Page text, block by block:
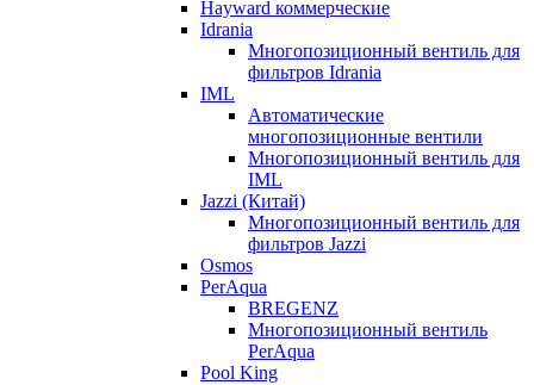
Hayward коммерческие
Idrania
Многопозиционный вентиль для
фильтров Idrania
IML
Автоматические
многопозиционные вентили
Многопозиционный вентиль для
IML
Jazzi (Китай)
Многопозиционный вентиль для
фильтров Jazzi
Osmos
PerAqua
BREGENZ
Многопозиционный вентиль
PerAqua
Pool King